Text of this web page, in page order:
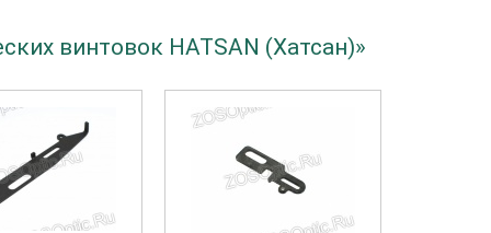
винтовок HATSAN (Хатсан)»